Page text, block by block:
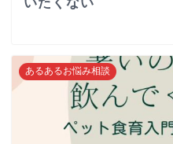
あるあるお悩み相談